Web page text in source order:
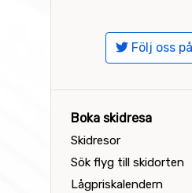
Följ oss
Boka skidresa
Skidresor
Sök flyg till skidorten
Lågpriskalendern